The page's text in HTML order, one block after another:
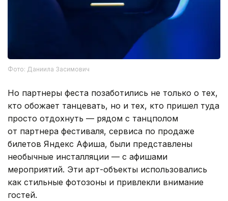
Фото: Даниила Засимович
Но партнеры феста позаботились не только о тех,
кто обожает танцевать, но и тех, кто пришел туда
просто отдохнуть — рядом с танцполом
от партнера фестиваля, сервиса по продаже
билетов Яндекс Афиша, были представлены
необычные инсталляции — с афишами
мероприятий. Эти арт-объекты использовались
как стильные фотозоны и привлекли внимание
гостей.